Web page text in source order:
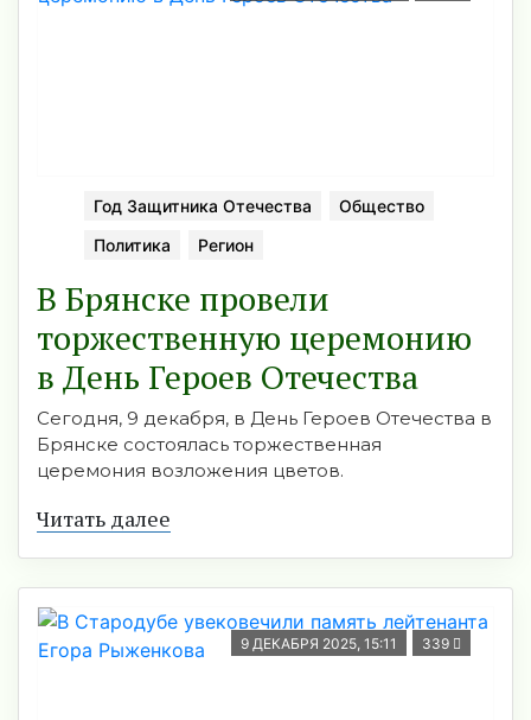
Год Защитника Отечества
Общество
Политика
Регион
В Брянске провели
торжественную церемонию
в День Героев Отечества
Сегодня, 9 декабря, в День Героев Отечества в
Брянске состоялась торжественная
церемония возложения цветов.
Читать далее
9 ДЕКАБРЯ 2025, 15:11 339